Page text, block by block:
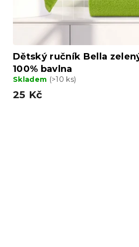
Dětský ručník Bella
100% bavlna
Skladem (>10 ks)
25 Kč